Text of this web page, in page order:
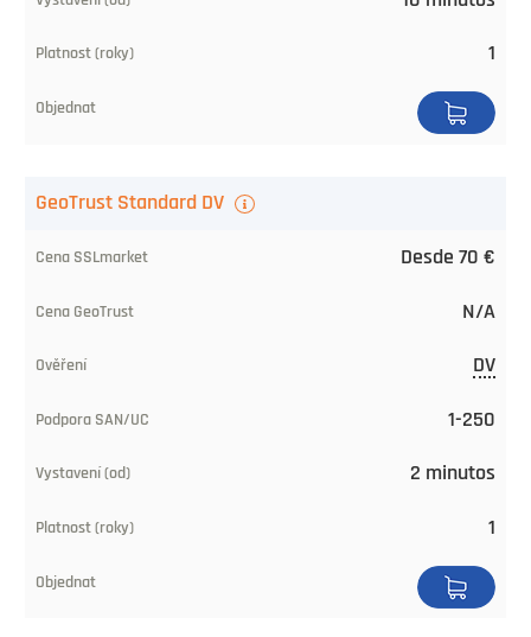
SAN/UC
(desde)
Validez
Pedir
1
GeoTrust Standard DV
Desde 70 €
N/A
DV
1-250
2 minutos
1